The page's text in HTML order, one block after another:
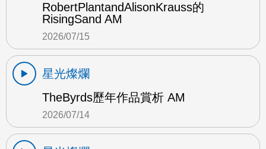
RobertPlantandAlisonKrauss的
RisingSand AM
2026/07/15
星光燦爛
TheByrds歷年作品賞析 AM
2026/07/14